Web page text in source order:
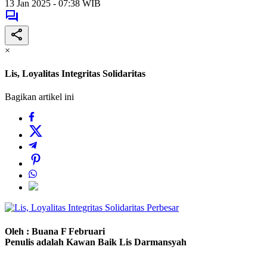
13 Jan 2025 - 07:38 WIB
×
Lis, Loyalitas Integritas Solidaritas
Bagikan artikel ini
Perbesar
Oleh : Buana F Februari
Penulis adalah Kawan Baik Lis Darmansyah